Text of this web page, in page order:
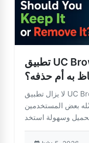
تطبيق UC Browser APK: هل يجب
به أم حذفه؟
لا يزال تطبيق UC Browser APK من بين أكثر
بعض المستخدمين